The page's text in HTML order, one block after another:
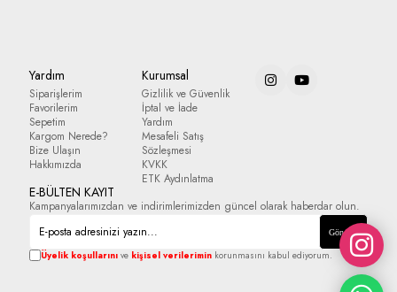
Yardım
Siparişlerim
Favorilerim
Sepetim
Kargom Nerede?
Bize Ulaşın
Hakkımızda
Kurumsal
Gizlilik ve Güvenlik
İptal ve İade
Yardım
Mesafeli Satış
Sözleşmesi
KVKK
ETK Aydınlatma
E-BÜLTEN KAYIT
Kampanyalarımızdan ve indirimlerimizden güncel olarak haberdar olun.
Gönder
Üyelik koşullarını ve kişisel verilerimin korunmasını kabul ediyorum.